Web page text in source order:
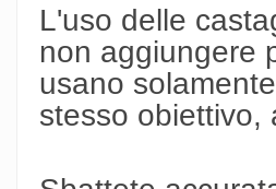
L'uso delle
non aggiungere
usano
stesso obiettivo,